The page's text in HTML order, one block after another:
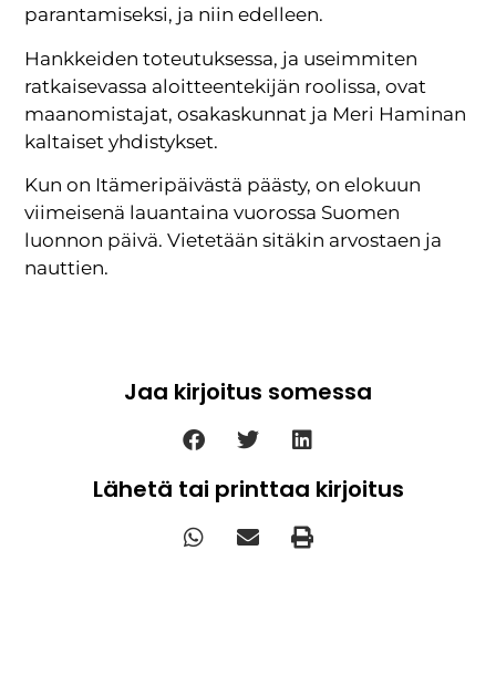
parantamiseksi, ja niin edelleen.
Hankkeiden toteutuksessa, ja useimmiten
ratkaisevassa aloitteentekijän roolissa, ovat
maanomistajat, osakaskunnat ja Meri Haminan
kaltaiset yhdistykset.
Kun on Itämeripäivästä päästy, on elokuun
viimeisenä lauantaina vuorossa Suomen
luonnon päivä. Vietetään sitäkin arvostaen ja
nauttien.
Jaa kirjoitus somessa
Lähetä tai printtaa kirjoitus